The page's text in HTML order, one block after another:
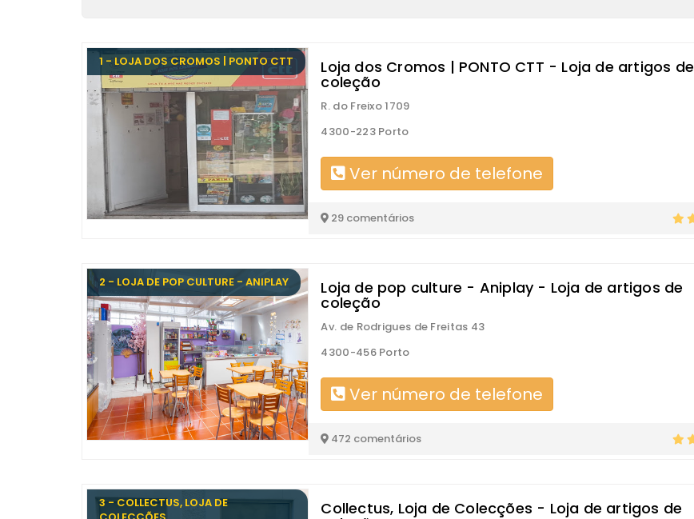
1 - LOJA DOS CROMOS | PONTO CTT Loja dos Cromos | PONTO CTT - Loja de artigos de
coleção
R. do Freixo 1709
4300-223 Porto
Ver número de telefone
29 comentários
2 - LOJA DE POP CULTURE - ANIPLAY Loja de pop culture - Aniplay - Loja de artigos de
coleção
Av. de Rodrigues de Freitas 43
4300-456 Porto
Ver número de telefone
472 comentários
3 - COLLECTUS, LOJA DE
Collectus, Loja de Colecções - Loja de artigos de